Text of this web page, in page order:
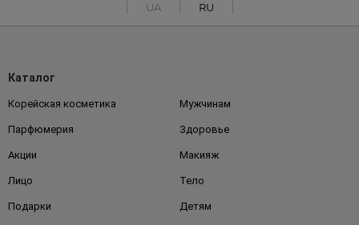
UA RU
Каталог
Корейская косметика Мужчинам
Парфюмерия Здоровье
Акции Макияж
Лицо Тело
Подарки Детям